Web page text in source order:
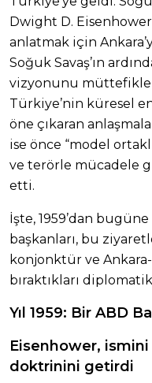
Dwight D.
anlatmak için
Soğuk Savaş’ın
vizyonunu
Türkiye’nin küresel
öne çıkaran
ise önce “model
ve terörle mücadele
etti.
İşte, 1959’dan
başkanları, bu
konjonktür ve
bıraktıkları
Yıl 1959: Bir ABD
Eisenhower, ismini
doktrinini getirdi